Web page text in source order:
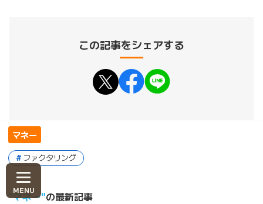
この記事をシェアする
マネー
ファクタリング
マネー の最新記事